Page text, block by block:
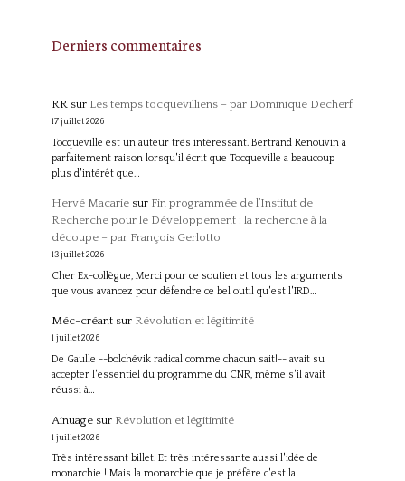
Derniers commentaires
RRsur Les temps tocquevilliens – par Dominique Decherf
17 juillet 2026
Tocqueville est un auteur très intéressant. Bertrand Renouvin a
parfaitement raison lorsqu'il écrit que Tocqueville a beaucoup
plus d'intérêt que…
Hervé Macariesur Fin programmée de l’Institut de
Recherche pour le Développement : la recherche à la
découpe – par François Gerlotto
13 juillet 2026
Cher Ex-collègue, Merci pour ce soutien et tous les arguments
que vous avancez pour défendre ce bel outil qu'est l'IRD…
Méc-créantsur Révolution et légitimité
1 juillet 2026
De Gaulle --bolchévik radical comme chacun sait!-- avait su
accepter l'essentiel du programme du CNR, même s'il avait
réussi à…
Ainuagesur Révolution et légitimité
1 juillet 2026
Très intéressant billet. Et très intéressante aussi l'idée de
monarchie ! Mais la monarchie que je préfère c'est la